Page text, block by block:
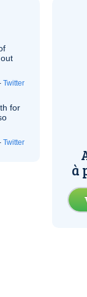
Twitter
for
Twitter
à